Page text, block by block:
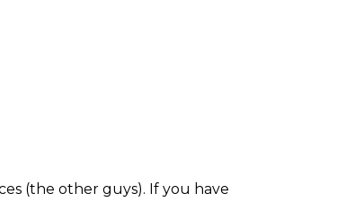
(the other guys). If you have